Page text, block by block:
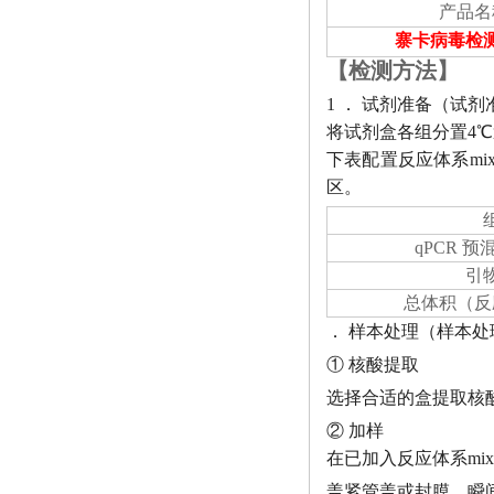
产品
寨卡病毒检
【检测方法】
1 ． 试剂准备（试剂
将试剂盒各组分置4℃
下表配置反应体系
区。
qPCR 预
引
总体积（
． 样本处理（样本
① 核酸提取
选择合适的盒提取核
② 加样
在已加入反应体系